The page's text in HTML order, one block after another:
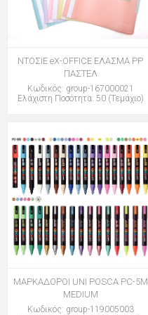
ΝΤΟΣΙΕ eX-OFFICE ΕΛΑΣΜΑ PP
ΠΑΣΤΕΛ
Κωδικός: group-167000021
Ελάχιστη Ποσότητα: 50 (Τεμάχιο)
ΜΑΡΚΑΔΟΡΟΙ UNI POSCA PC-5M
MEDIUM
Κωδικός: group-119005003